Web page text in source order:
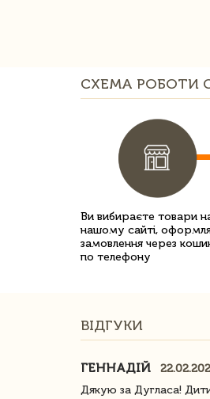
СХЕМА РОБОТИ
Ви вибираєте товари
нашому сайті,
замовлення через
по телефону
ВІДГУКИ
ГЕННАДІЙ
Дякую за Дугласа!